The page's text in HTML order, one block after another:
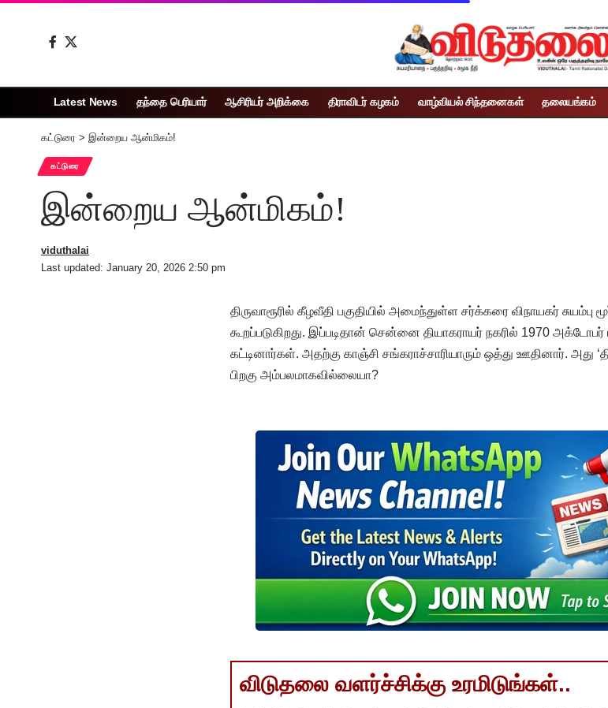
Latest News தந்தை பெரியார் ஆசிரியர் அறிக்கை திராவிடர் கழகம் வாழ்வியல் சிந்தனைகள் தலையங்கம்
கட்டுரை > இன்றைய ஆன்மிகம்!
கட்டுரை
இன்றைய ஆன்மிகம்!
Last updated: January 20, 2026 2:50 pm
viduthalai
திருவாரூரில் கீழவீதி பகுதியில் அமைந்துள்ள சர்க்கரை விநாயகர்
கூறப்படுகிறது. இப்படிதான் சென்னை தியாகராயர் நகரில் 1970
கட்டினார்கள். அதற்கு காஞ்சி சங்கராச்சாரியாரும் ஒத்து ஊதினார். அது
பிறகு அம்பலமாகவில்லையா?
விடுதலை வளர்ச்சிக்கு உரமிடுங்கள்..